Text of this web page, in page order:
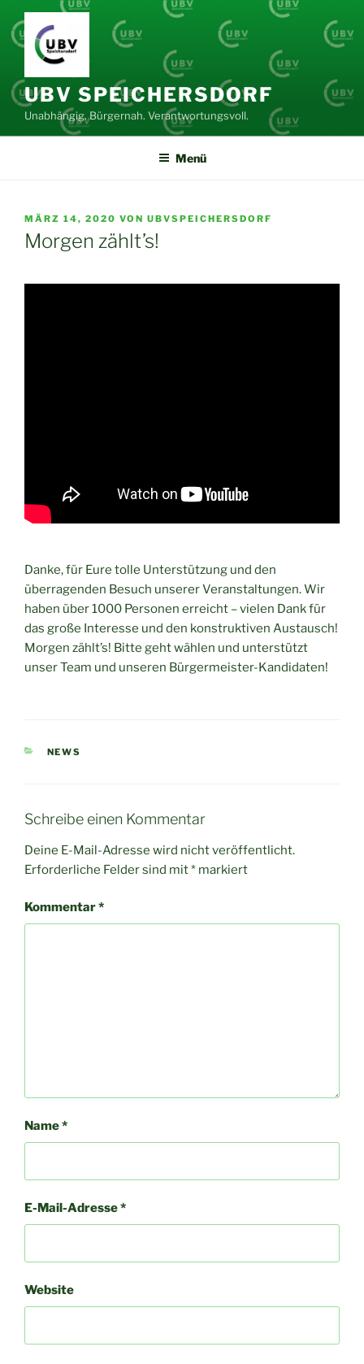
Zum
Inhalt
springen
UBV SPEICHERSDORF
Unabhängig. Bürgernah. Verantwortungsvoll.
Menü
VERÖFFENTLICHT
AM
MÄRZ 14, 2020 VON UBVSPEICHERSDORF
Morgen zählt’s!
Danke, für Eure tolle Unterstützung und den
überragenden Besuch unserer Veranstaltungen. Wir
haben über 1000 Personen erreicht – vielen Dank für
das große Interesse und den konstruktiven Austausch!
Morgen zählt’s! Bitte geht wählen und unterstützt
unser Team und unseren Bürgermeister-Kandidaten!
KATEGORIEN
NEWS
Schreibe einen Kommentar
Deine E-Mail-Adresse wird nicht veröffentlicht.
Erforderliche Felder sind mit* markiert
Kommentar*
Name*
E-Mail-Adresse*
Website